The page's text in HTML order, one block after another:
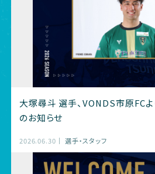
大塚尋斗 選手、VONDS市原FC
のお知らせ
2026.06.30 選手・スタッフ